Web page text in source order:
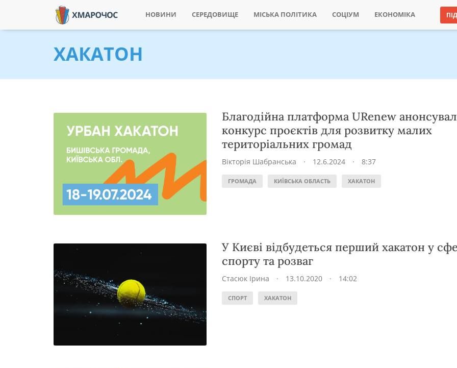
НОВИНИ СЕРЕДОВИЩЕ МІСЬКА ПОЛІТИКА СОЦІУМ ЕКОНОМІКА
ХАКАТОН
Благодійна платформа URenew
конкурс проєктів для розвитку малих
територіальних громад
Вікторія Шабранська · 12.6.2024 · 8:37
ГРОМАДА КИЇВСЬКА ОБЛАСТЬ ХАКАТОН
У Києві відбудеться перший хакатон у
спорту та розваг
Стасюк Ірина · 13.10.2020 · 14:02
СПОРТ ХАКАТОН